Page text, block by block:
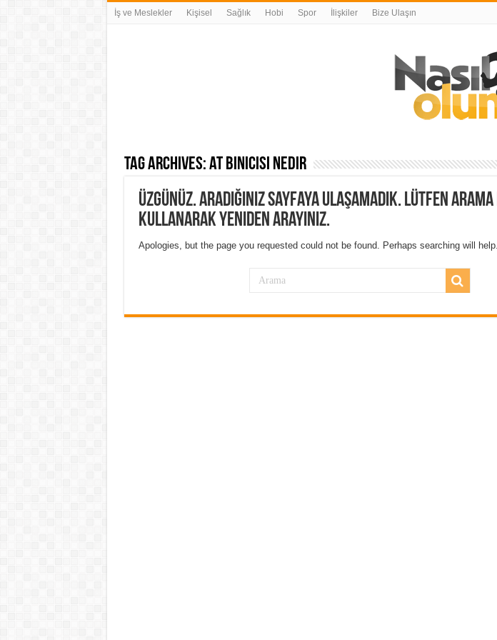
İş ve Meslekler Kişisel Sağlık Hobi Spor İlişkiler Bize Ulaşın
Tag Archives:at binicisi nedir
Üzgünüz. Aradığınız sayfaya ulaşamadık. Lütfen
kullanarak yeniden arayınız.
Apologies, but the page you requested could not be found. Perhaps searching will help.